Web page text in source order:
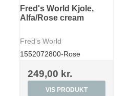
Fred's World Kjole,
Alfa/Rose cream
Fred's World
1552072800-Rose
249,00 kr.
VIS PRODUKT